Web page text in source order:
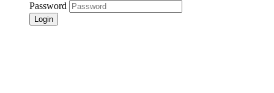
Password